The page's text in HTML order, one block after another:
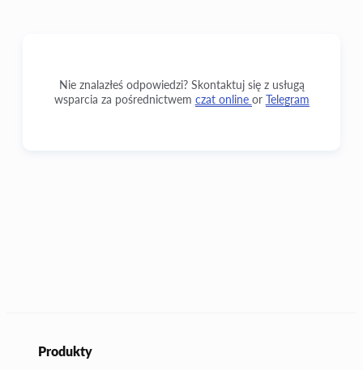
Nie znalazłeś odpowiedzi? Skontaktuj się z usługą
wsparcia za pośrednictwem czat online or Telegram
Produkty